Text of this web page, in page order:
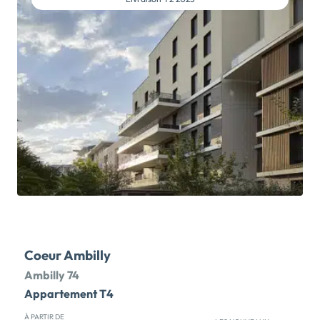
ce spacieux appartement 3 pièces de près de 69 m2,
conçu pour offrir confort et luminosité au quotidien.
Son véritable atout : un grand espace extérieur de 20
m2, idéal pour vos repas en plein air, moments de
détente ou réceptions entre amis. Au sein d'une
résidence contemporaine avec :Parking
privatif.Beaux espaces verts communs.Prestations
de qualité.Un emplacement privilégié :À 150 m des
lignes de bus.Connexions rapides vers les métros A et
B, les tramways T3 et T7 et le Rhônexpress.Accès
rapide à l'A42 et au périphérique.Écoles, commerces,
services, parc et équipements sportifs accessibles à
proximité immédiate.Une occasion rare de devenir
Coeur Ambilly
Ambilly 74
Appartement T4
À PARTIR DE